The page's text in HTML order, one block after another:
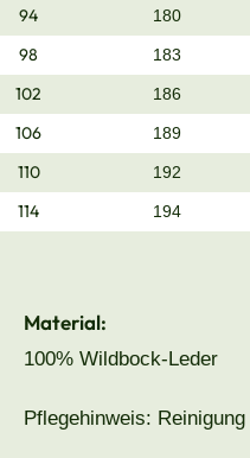
94 180
98 183
102 186
106 189
110 192
114 194
Material:
100% Wildbock-Leder
Pflegehinweis: Reinigung